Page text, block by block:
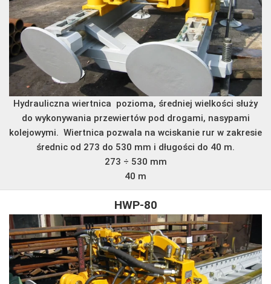
Hydrauliczna wiertnica pozioma, średniej wielkości służy
do wykonywania przewiertów pod drogami, nasypami
kolejowymi. Wiertnica pozwala na wciskanie rur w zakresie
średnic od 273 do 530 mm i długości do 40 m.
273 ÷ 530 mm
40 m
HWP-80